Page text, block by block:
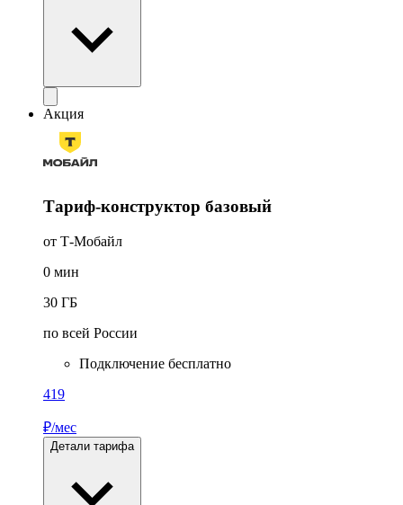
Акция
Тариф-конструктор базовый
от Т‑Мобайл
0 мин
30 ГБ
по всей России
Подключение бесплатно
419
₽/мес
Детали тарифа